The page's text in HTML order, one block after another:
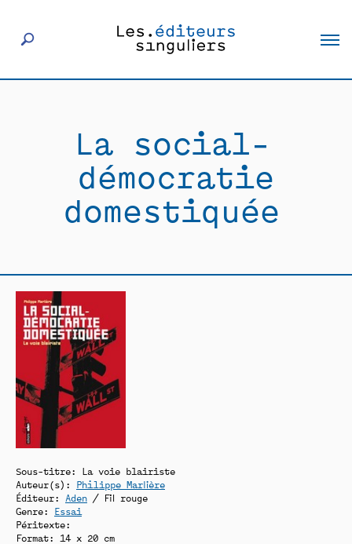
Rencontres
La social-
démocratie
domestiquée
Sous-titre: La voie blairiste
Auteur(s): Philippe Marlière
Éditeur: Aden / Fil rouge
Genre: Essai
Péritexte:
Format: 14 x 20 cm